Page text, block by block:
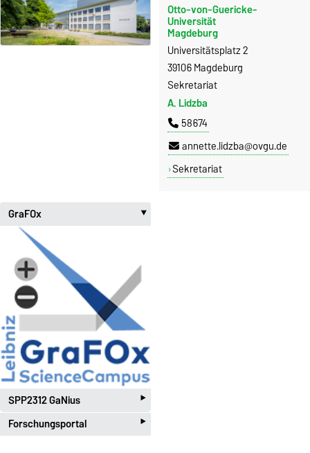
Otto-von-Guericke-
Universität
Magdeburg
Universitätsplatz 2
39106 Magdeburg
Sekretariat
A. Lidzba
58674
annette.lidzba@ovgu.de
Sekretariat
GraFOx ‣
Forschungsportal ‣
SPP2312 GaNius ‣